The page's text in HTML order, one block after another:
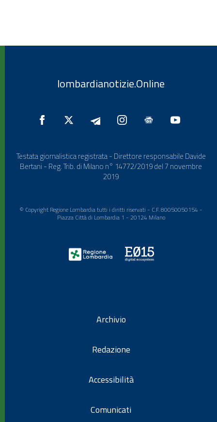
lombardianotizie.Online
Testata giornalistica registrata - Direttore responsabile Davide
Bertani - Reg. Trib. di Milano n° 14772/2019 del 7 novembre
2019
© Copyright Regione Lombardia tutti i diritti riservati - C.F. 80050050154 -
Piazza Città di Lombardia 1 - 20124 Milano
Archivio
Redazione
Accessibilità
Comunicati